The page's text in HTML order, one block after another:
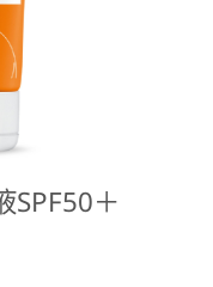
SPF50＋